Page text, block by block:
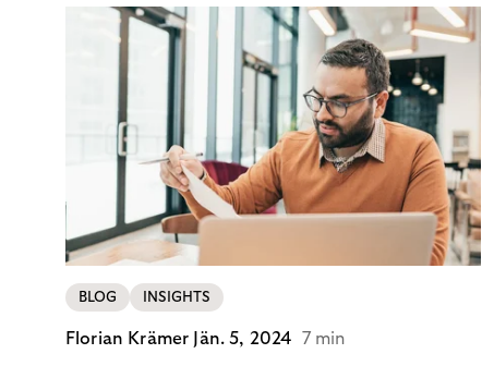
BLOG INSIGHTS
Florian Krämer Jän. 5, 2024 7 min